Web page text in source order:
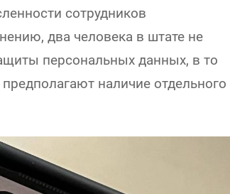
сотрудников
два человека в штате не
персональных данных, в то
наличие отдельного